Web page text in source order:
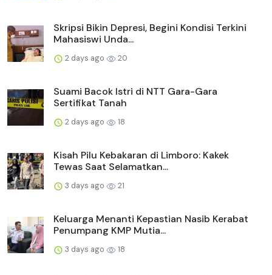
Skripsi Bikin Depresi, Begini Kondisi Terkini
Mahasiswi Unda...
2 days ago 20
Suami Bacok Istri di NTT Gara-Gara
Sertifikat Tanah
2 days ago 18
Kisah Pilu Kebakaran di Limboro: Kakek
Tewas Saat Selamatkan...
3 days ago 21
Keluarga Menanti Kepastian Nasib Kerabat
Penumpang KMP Mutia...
3 days ago 18